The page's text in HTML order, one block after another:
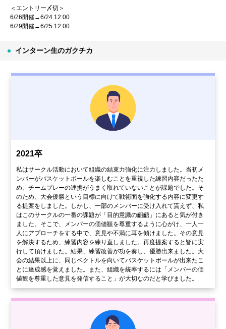
＜エントリー〆切＞
6/26開催→6/24 12:00
6/29開催→6/25 12:00
インターン生のガクチカ
2021卒
私はサークル活動において組織の結束力強化に注力しました。当初メ
ンバーがバスケットボールを楽しむことを重視した練習内容だったた
め、チームプレーの連携がうまく取れていないことが課題でした。そ
のため、大会優勝という目標に向けて戦術面を強化する内容に変更す
る提案をしました。しかし、一部のメンバーに受け入れて貰えず、私
はこのサークルの一番の課題が「目的意識の齟齬」にあると気が付き
ました。そこで、メンバーの価値観を尊重するように心がけ、一人一
人にアプローチをする中で、意見や不満に耳を傾けました。その意見
を解決するため、練習内容を練り直しました。再度提案すると皆に実
行して頂けました。結果、練習改善が功を奏し、優勝出来ました。大
会の結果以上に、同じベクトルを向いてバスケットボールが出来たこ
とに達成感を覚えました。また、組織を統率するには「メンバーの価
値観を尊重した意見を発信すること」が大切なのだと学びました。